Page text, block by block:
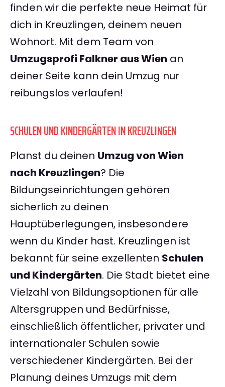
finden wir die perfekte neue Heimat für
dich in Kreuzlingen, deinem neuen
Wohnort. Mit dem Team von
Umzugsprofi Falkner aus Wien an
deiner Seite kann dein Umzug nur
reibungslos verlaufen!
SCHULEN UND KINDERGÄRTEN IN KREUZLINGEN
Planst du deinen Umzug von Wien
nach Kreuzlingen? Die
Bildungseinrichtungen gehören
sicherlich zu deinen
Hauptüberlegungen, insbesondere
wenn du Kinder hast. Kreuzlingen ist
bekannt für seine exzellenten Schulen
und Kindergärten. Die Stadt bietet eine
Vielzahl von Bildungsoptionen für alle
Altersgruppen und Bedürfnisse,
einschließlich öffentlicher, privater und
internationaler Schulen sowie
verschiedener Kindergärten. Bei der
Planung deines Umzugs mit dem